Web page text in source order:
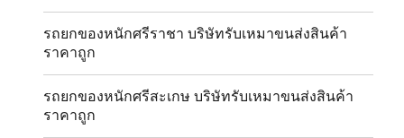
รถยกของหนักศรีราชา บริษัทรับเหมาขนส่งสินค้า
ราคาถูก
รถยกของหนักศรีสะเกษ บริษัทรับเหมาขนส่งสินค้า
ราคาถูก